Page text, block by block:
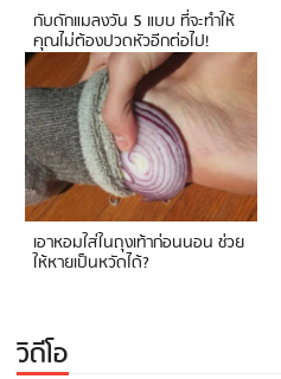
กับดักแมลงวัน 5 แบบ ที่จะทำให้
คุณไม่ต้องปวดหัวอีกต่อไป!
เอาหอมใส่ในถุงเท้าก่อนนอน ช่วย
ให้หายเป็นหวัดได้?
วิดีโอ